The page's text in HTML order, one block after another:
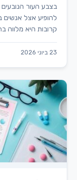
בצבע העור הנובעים
להופיע אצל אנשים
קרובות היא מלווה
23 ביוני 2026